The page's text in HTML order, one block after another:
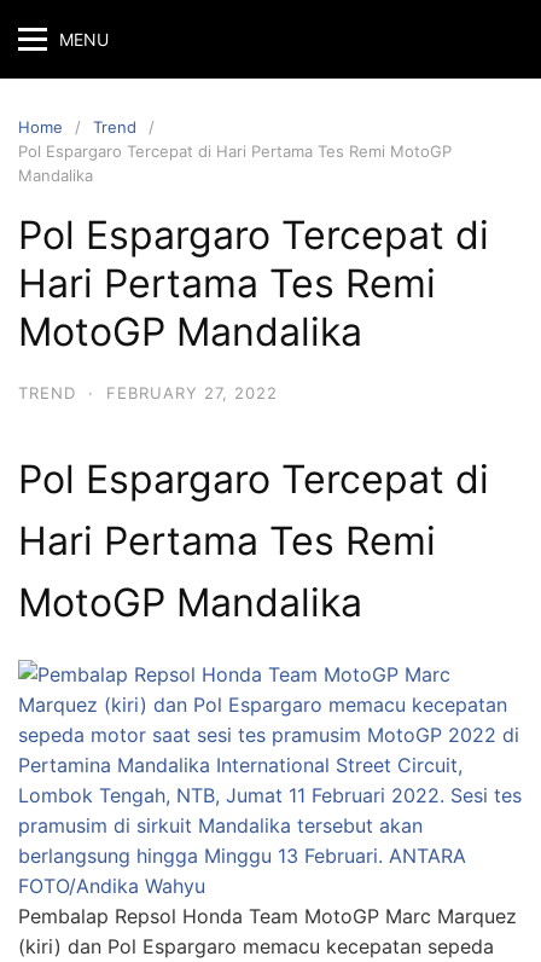
MENU
Home
Trend
Pol Espargaro Tercepat di Hari Pertama Tes Remi MotoGP
Mandalika
Pol Espargaro Tercepat di
Hari Pertama Tes Remi
MotoGP Mandalika
TREND · FEBRUARY 27, 2022
Pol Espargaro Tercepat di
Hari Pertama Tes Remi
MotoGP Mandalika
Pembalap Repsol Honda Team MotoGP Marc Marquez
(kiri) dan Pol Espargaro memacu kecepatan sepeda